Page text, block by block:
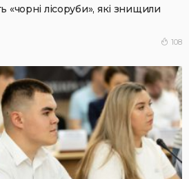
«чорні лісоруби», які знищили
108